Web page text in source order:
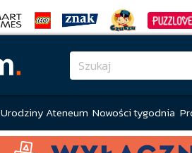
Urodziny Ateneum Nowości tygodnia